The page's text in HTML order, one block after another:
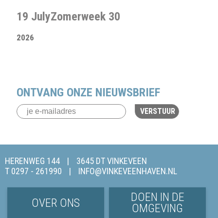
19 JulyZomerweek 30
2026
ONTVANG ONZE NIEUWSBRIEF
VERSTUUR
HERENWEG 144
3645 DT VINKEVEEN
T 0297 - 261990
INFO@VINKEVEENHAVEN.NL
OVER ONS
DOEN IN DE
OMGEVING